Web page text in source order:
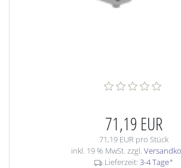
71,19 EUR
71,19 EUR pro Stück
inkl. 19 % MwSt. zzgl.
Lieferzeit: 3-4 Tage*